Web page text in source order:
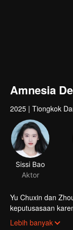
Amnesia
2025 | Tiongkok
Sissi Bao
Aktor
Yu Chuxin dan
keputusasaan
keluarga Zhou
Lebih banyak